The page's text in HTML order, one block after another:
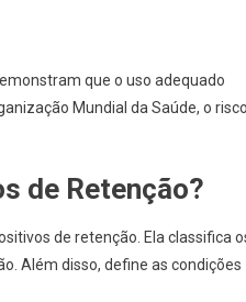
que o uso adequado
Mundial da Saúde, o
de Retenção?
de retenção. Ela classifica
Além disso, define as condições